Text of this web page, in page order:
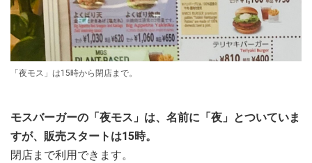
「夜モス」は15時から閉店まで。
モスバーガーの「夜モス」は、名前に「夜」とついていま
すが、販売スタートは15時。
閉店まで利用できます。